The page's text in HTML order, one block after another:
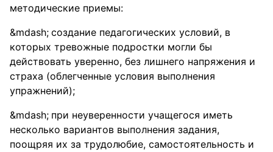
методические приемы:
создание педагогических условий, в
которых тревожные подростки могли бы
действовать уверенно, без лишнего напряжения и
страха (облегченные условия выполнения
упражнений);
при неуверенности учащегося иметь
несколько вариантов выполнения задания,
поощряя их за трудолюбие, самостоятельность и